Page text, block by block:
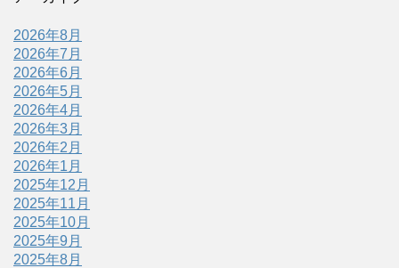
2026年8月
2026年7月
2026年6月
2026年5月
2026年4月
2026年3月
2026年2月
2026年1月
2025年12月
2025年11月
2025年10月
2025年9月
2025年8月